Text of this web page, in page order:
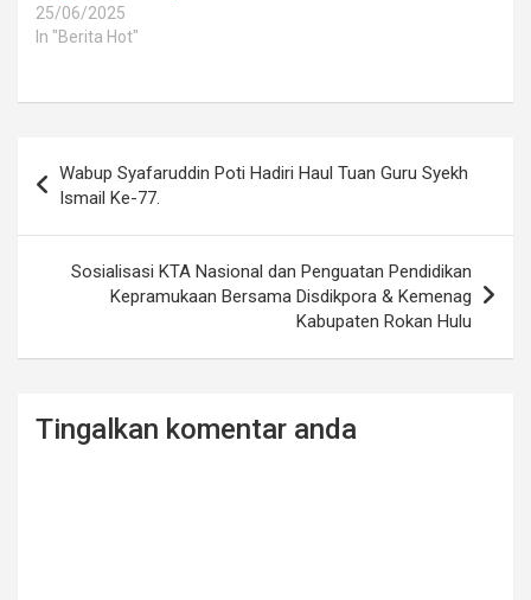
25/06/2025
In "Berita Hot"
navigation
Wabup Syafaruddin Poti Hadiri Haul Tuan Guru Syekh
Ismail Ke-77.
Sosialisasi KTA Nasional dan Penguatan Pendidikan
Kepramukaan Bersama Disdikpora & Kemenag
Kabupaten Rokan Hulu
Tingalkan komentar anda